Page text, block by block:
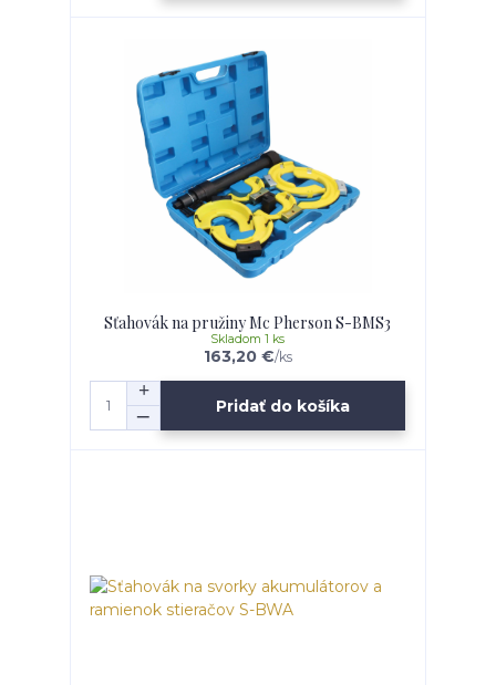
Sťahovák na pružiny Mc Pherson S-BMS3
163,20 €/ks
Skladom 1 ks
Pridať do košíka